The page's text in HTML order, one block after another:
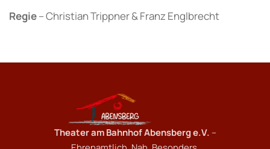
Regie– Christian Trippner & Franz Englbrecht
Theater am Bahnhof Abensberg e.V. –